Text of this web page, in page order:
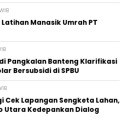
Manasik Umrah PT
Pangkalan Banteng Klarifikasi
Bersubsidi di SPBU
Cek Lapangan Sengketa Lahan,
Kedepankan Dialog